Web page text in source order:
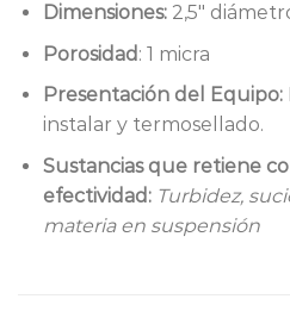
Dimensiones:2,5″
Porosidad : 1 micra
Presentación del Equipo:
instalar y termosellado.
Sustancias que retiene
efectividad: Turbidez,
materia en suspensión